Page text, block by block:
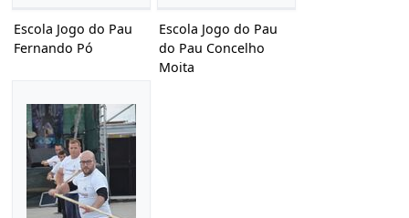
Escola Jogo do Pau
Fernando Pó
Escola Jogo do Pau
do Pau Concelho
Moita